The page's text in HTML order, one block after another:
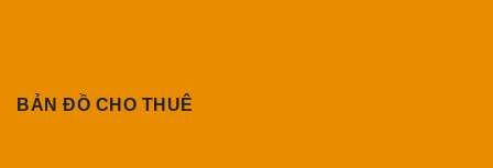
BẢN ĐỒ CHO THUÊ